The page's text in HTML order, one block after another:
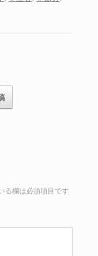
る欄は必須項目です